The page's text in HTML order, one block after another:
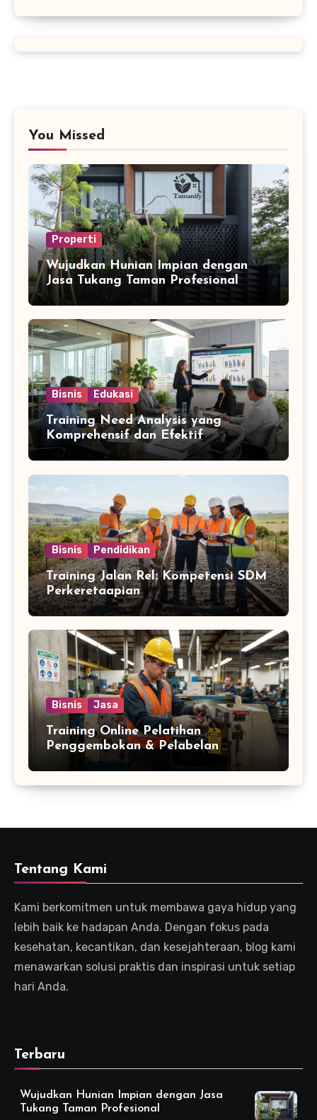
You Missed
Properti
Wujudkan Hunian Impian dengan
Jasa Tukang Taman Profesional
Bisnis Edukasi
Training Need Analysis yang
Komprehensif dan Efektif
Bisnis Pendidikan
Training Jalan Rel: Kompetensi SDM
Perkeretaapian
Bisnis Jasa
Training Online Pelatihan
Penggembokan & Pelabelan
Tentang Kami
Kami berkomitmen untuk membawa gaya hidup yang
lebih baik ke hadapan Anda. Dengan fokus pada
kesehatan, kecantikan, dan kesejahteraan, blog kami
menawarkan solusi praktis dan inspirasi untuk setiap
hari Anda.
Terbaru
Wujudkan Hunian Impian dengan Jasa
Tukang Taman Profesional